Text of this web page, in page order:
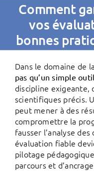
Goodies
Publiez
Comment
vos
bonnes
Dans le domaine de
pas qu’un simple
discipline exigeante,
scientifiques précis.
peut mener à des
compromettre la
fausser l’analyse
évaluation fiable
pilotage
parcours et